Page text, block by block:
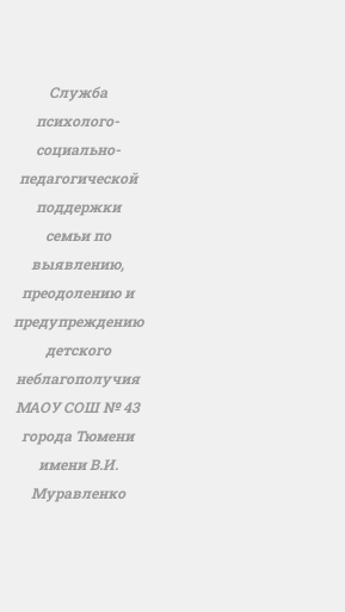
Служба
психолого-
социально-
педагогической
поддержки
семьи по
выявлению,
преодолению и
предупреждению
детского
неблагополучия
МАОУ СОШ № 43
города Тюмени
имени В.И.
Муравленко